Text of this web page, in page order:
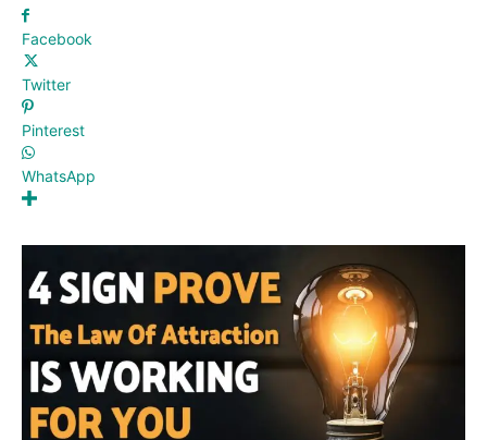
Facebook
Twitter
Pinterest
WhatsApp